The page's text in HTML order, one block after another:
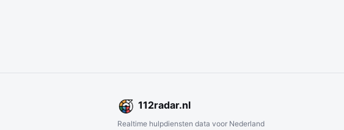
112radar.nl
Realtime hulpdiensten data voor Nederland